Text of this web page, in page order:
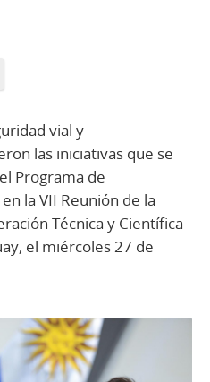
vial y
las iniciativas que se
Programa de
la VII Reunión de la
Técnica y Científica
el miércoles 27 de